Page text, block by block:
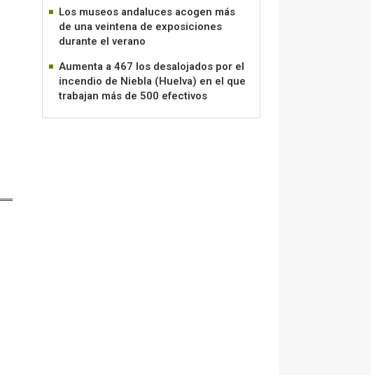
Los museos andaluces acogen más
de una veintena de exposiciones
durante el verano
Aumenta a 467 los desalojados por el
incendio de Niebla (Huelva) en el que
trabajan más de 500 efectivos